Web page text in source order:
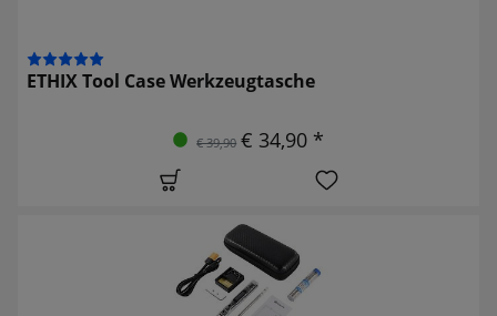
ETHIX Tool Case Werkzeugtasche
€ 39,90 € 34,90 *